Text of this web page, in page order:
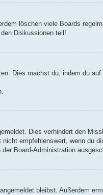
löschen viele Boards
Diskussionen teil!
Dies machst du, indem du auf
Dies verhindert den
empfehlenswert, wenn du
Board-Administration
bleibst. Außerdem